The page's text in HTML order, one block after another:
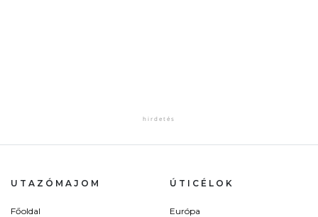
UTAZÓMAJOM
Főoldal
ÚTICÉLOK
Európa